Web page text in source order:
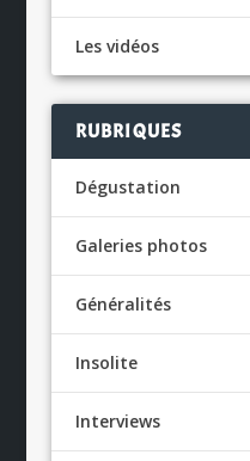
Les vidéos
RUBRIQUES
Dégustation
Galeries photos
Généralités
Insolite
Interviews